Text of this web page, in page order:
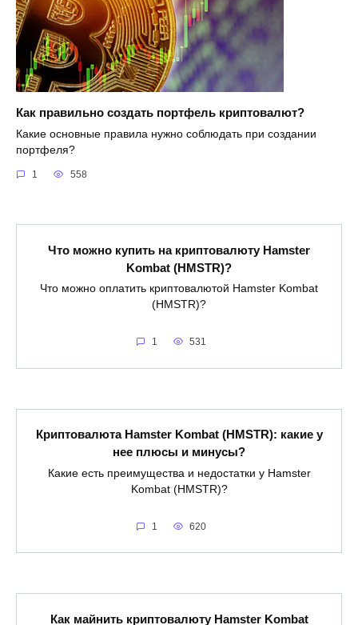
Как правильно создать портфель криптовалют?
Какие основные правила нужно соблюдать при создании
портфеля?
1 558
Что можно купить на криптовалюту Hamster
Kombat (HMSTR)?
Что можно оплатить криптовалютой Hamster Kombat
(HMSTR)?
1 531
Криптовалюта Hamster Kombat (HMSTR): какие у
нее плюсы и минусы?
Какие есть преимущества и недостатки у Hamster
Kombat (HMSTR)?
1 620
Как майнить криптовалюту Hamster Kombat